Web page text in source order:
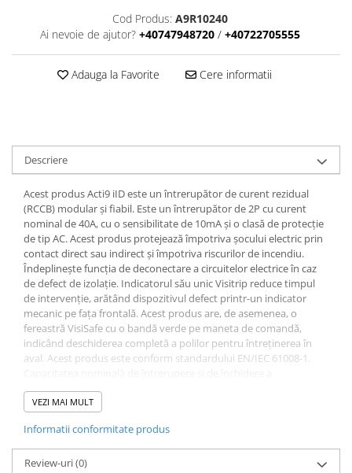
Cod Produs: A9R10240
Ai nevoie de ajutor? +40747948720 / +40722705555
Adauga la Favorite Cere informatii
Descriere
Acest produs Acti9 iID este un întrerupător de curent rezidual
(RCCB) modular și fiabil. Este un întrerupător de 2P cu curent
nominal de 40A, cu o sensibilitate de 10mA și o clasă de protecție
de tip AC. Acest produs protejează împotriva șocului electric prin
contact direct sau indirect și împotriva riscurilor de incendiu.
Îndeplinește funcția de deconectare a circuitelor electrice în caz
de defect de izolație. Indicatorul său unic Visitrip reduce timpul
de intervenție, arătând dispozitivul defect printr-un indicator
mecanic pe fața frontală. Acest produs are, de asemenea, o
fereastră VisiSafe cu o bandă verde pe maneta de comandă,
indicând deschiderea completă a polilor pentru întreținerea în
aval. Acest produs este conform standardului EN/IEC 61008-1.
scurtcircuitului (Im/IΔm) este de 1500A. Curentul nominal de
scurtcircuit condiționat (Inc/IΔc) este de 10kA. Rezistența
ajunge până la 15000 de cicluri. Tensiunea operațională Ue este
de la 220VAC la 240VAC. Tensiunea nominală de izolație Ui este de
500VAC. Tensiunea nominală de rezistență la impuls Uimp este de
VEZI MAI MULT
Informatii conformitate produs
Review-uri(0)